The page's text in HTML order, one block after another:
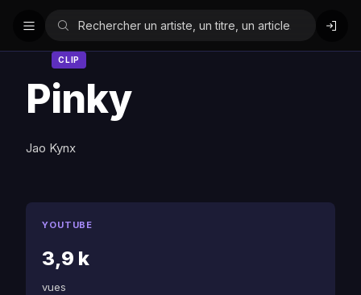
CLIP
Pinky
Jao Kynx
YOUTUBE
3,9 k
vues